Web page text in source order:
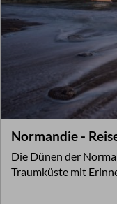
Normandie -
Die Dünen der
Traumküste mit